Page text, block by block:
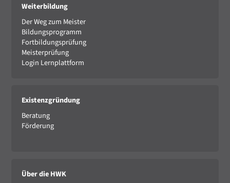
Weiterbildung
Der Weg zum Meister
Bildungsprogramm
Fortbildungsprüfung
Meisterprüfung
Login Lernplattform
Existenzgründung
Beratung
Förderung
Über die HWK